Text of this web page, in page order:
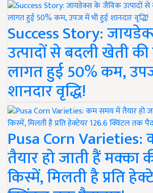
Success Story:
उत्पादों से बदली खेती की
लागत हुई 50% कम,
शानदार वृद्धि!
Pusa Corn
तैयार हो जाती हैं मक्का
किस्में, मिलती है प्रति